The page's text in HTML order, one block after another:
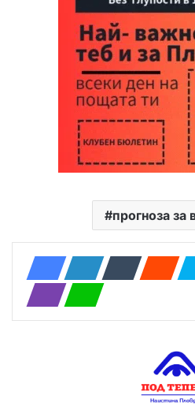
прогноза за